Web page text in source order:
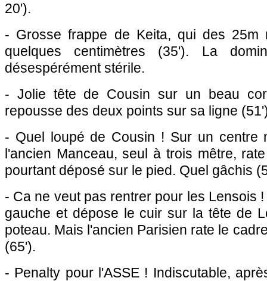
20').
- Grosse frappe de Keita, qui des 25m
quelques centimètres (35'). La
désespérément stérile.
- Jolie tête de Cousin sur un beau
repousse des deux points sur sa ligne
- Quel loupé de Cousin ! Sur un centre
l'ancien Manceau, seul à trois mêtre,
pourtant déposé sur le pied. Quel gâchis
- Ca ne veut pas rentrer pour les Lensois
gauche et dépose le cuir sur la tête de
poteau. Mais l'ancien Parisien rate le
(65').
- Penalty pour l'ASSE ! Indiscutable,